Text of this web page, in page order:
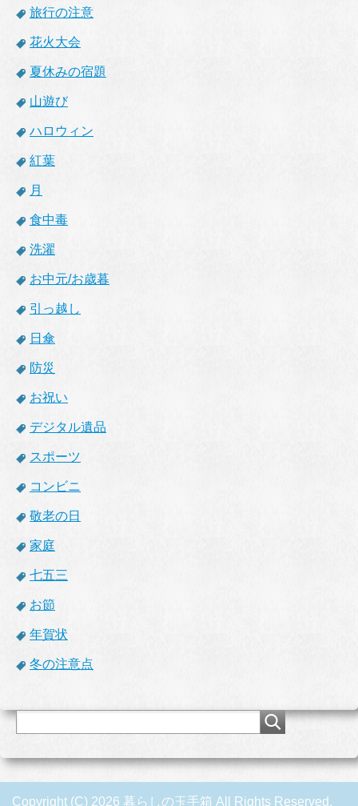
旅行の注意
花火大会
夏休みの宿題
山遊び
ハロウィン
紅葉
月
食中毒
洗濯
お中元/お歳暮
引っ越し
日傘
防災
お祝い
デジタル遺品
スポーツ
コンビニ
敬老の日
家庭
七五三
お節
年賀状
冬の注意点
Copyright (C) 2026 暮らしの玉手箱 All Rights Reserved.